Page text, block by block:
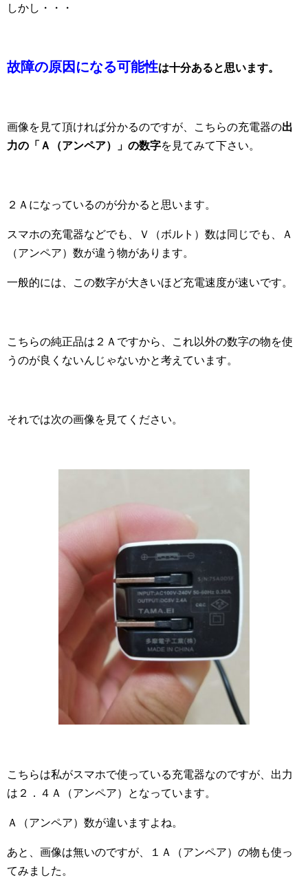
しかし・・・
故障の原因になる可能性は十分あると思います。
画像を見て頂ければ分かるのですが、こちらの充電器の出
力の「Ａ（アンペア）」の数字を見てみて下さい。
２Ａになっているのが分かると思います。
スマホの充電器などでも、Ｖ（ボルト）数は同じでも、Ａ
（アンペア）数が違う物があります。
一般的には、この数字が大きいほど充電速度が速いです。
こちらの純正品は２Ａですから、これ以外の数字の物を使
うのが良くないんじゃないかと考えています。
それでは次の画像を見てください。
こちらは私がスマホで使っている充電器なのですが、出力
は２．４Ａ（アンペア）となっています。
Ａ（アンペア）数が違いますよね。
あと、画像は無いのですが、１Ａ（アンペア）の物も使っ
てみました。